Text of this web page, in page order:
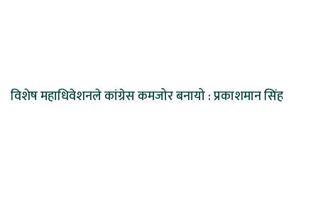
विशेष महाधिवेशनले कांग्रेस कमजोर बनायो : प्रकाशमान सिंह